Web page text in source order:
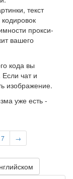
текст
прокси-
вашего
кода вы
Если чат и
изображение.
уже есть -
7 →